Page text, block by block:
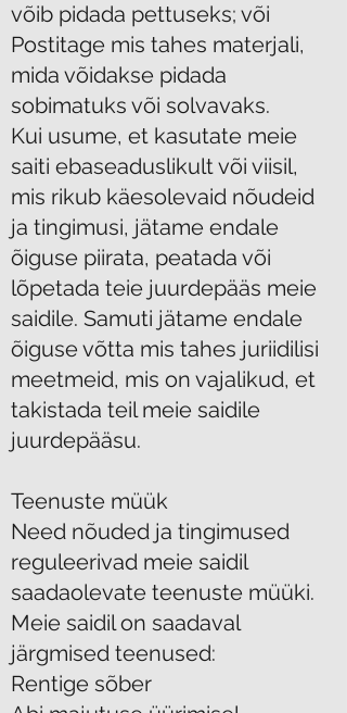
võib pidada pettuseks; või
Postitage mis tahes materjali,
mida võidakse pidada
sobimatuks või solvavaks.
Kui usume, et kasutate meie
saiti ebaseaduslikult või viisil,
mis rikub käesolevaid nõudeid
ja tingimusi, jätame endale
õiguse piirata, peatada või
lõpetada teie juurdepääs meie
saidile. Samuti jätame endale
õiguse võtta mis tahes juriidilisi
meetmeid, mis on vajalikud, et
takistada teil meie saidile
juurdepääsu.
Teenuste müük
Need nõuded ja tingimused
reguleerivad meie saidil
saadaolevate teenuste müüki.
Meie saidil on saadaval
järgmised teenused:
Rentige sõber